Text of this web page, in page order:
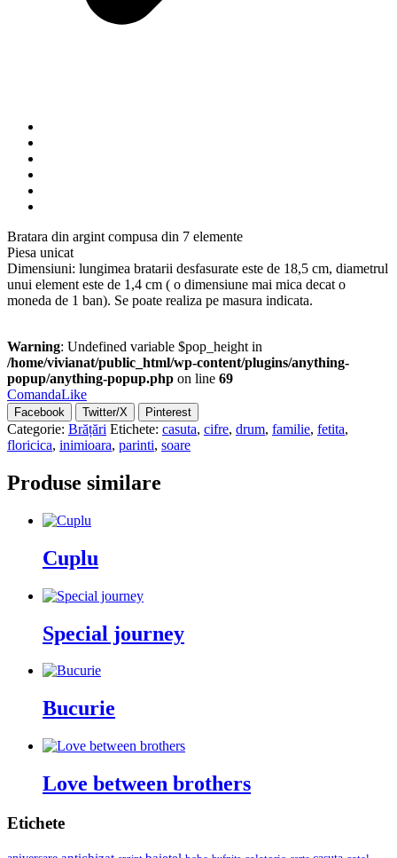
Bratara din argint compusa din 7 elemente
Piesa unicat
Dimensiuni: lungimea bratarii desfasurate este de 18,5 cm, diametrul
unui element este de 1,4 cm ( o dimensiune mai mica decat o
moneda de 1 ban). Se poate realiza pe masura indicata.
Warning: Undefined variable $pop_height in
/home/vivianat/public_html/wp-content/plugins/anything-
popup/anything-popup.php on line 69
ComandaLike
Facebook Twitter/X Pinterest
Categorie: Brățări Etichete: casuta, cifre, drum, familie, fetita,
floricica, inimioara, parinti, soare
Produse similare
Cuplu
Special journey
Bucurie
Love between brothers
Etichete